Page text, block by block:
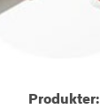
Produkter: